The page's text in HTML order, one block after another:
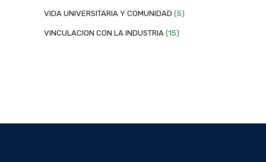
VIDA UNIVERSITARIA Y COMUNIDAD (5)
VINCULACION CON LA INDUSTRIA (15)